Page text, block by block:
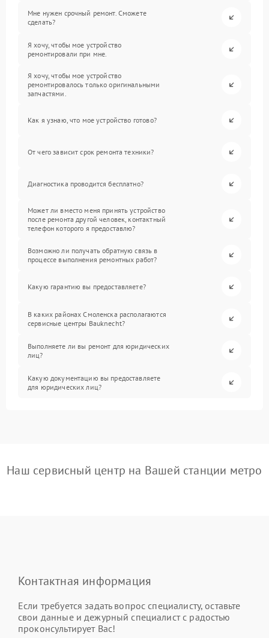
Мне нужен срочный ремонт. Сможете
сделать?
Я хочу, чтобы мое устройство
ремонтировали при мне.
Я хочу, чтобы мое устройство
ремонтировалось только оригинальными
запчастями.
Как я узнаю, что мое устройство готово?
От чего зависит срок ремонта техники?
Диагностика проводится бесплатно?
Может ли вместо меня принять устройство
после ремонта другой человек, контактный
телефон которого я предоставлю?
Возможно ли получать обратную связь в
процессе выполнения ремонтных работ?
Какую гарантию вы предоставляете?
В каких районах Смоленска располагаются
сервисные центры Bauknecht?
Выполняете ли вы ремонт для юридических
лиц?
Какую документацию вы предоставляете
для юридических лиц?
Наш сервисный центр на Вашей станции метро
Контактная информация
Если требуется задать вопрос специалисту, оставьте
свои данные и дежурный специалист с радостью
проконсультирует Вас!